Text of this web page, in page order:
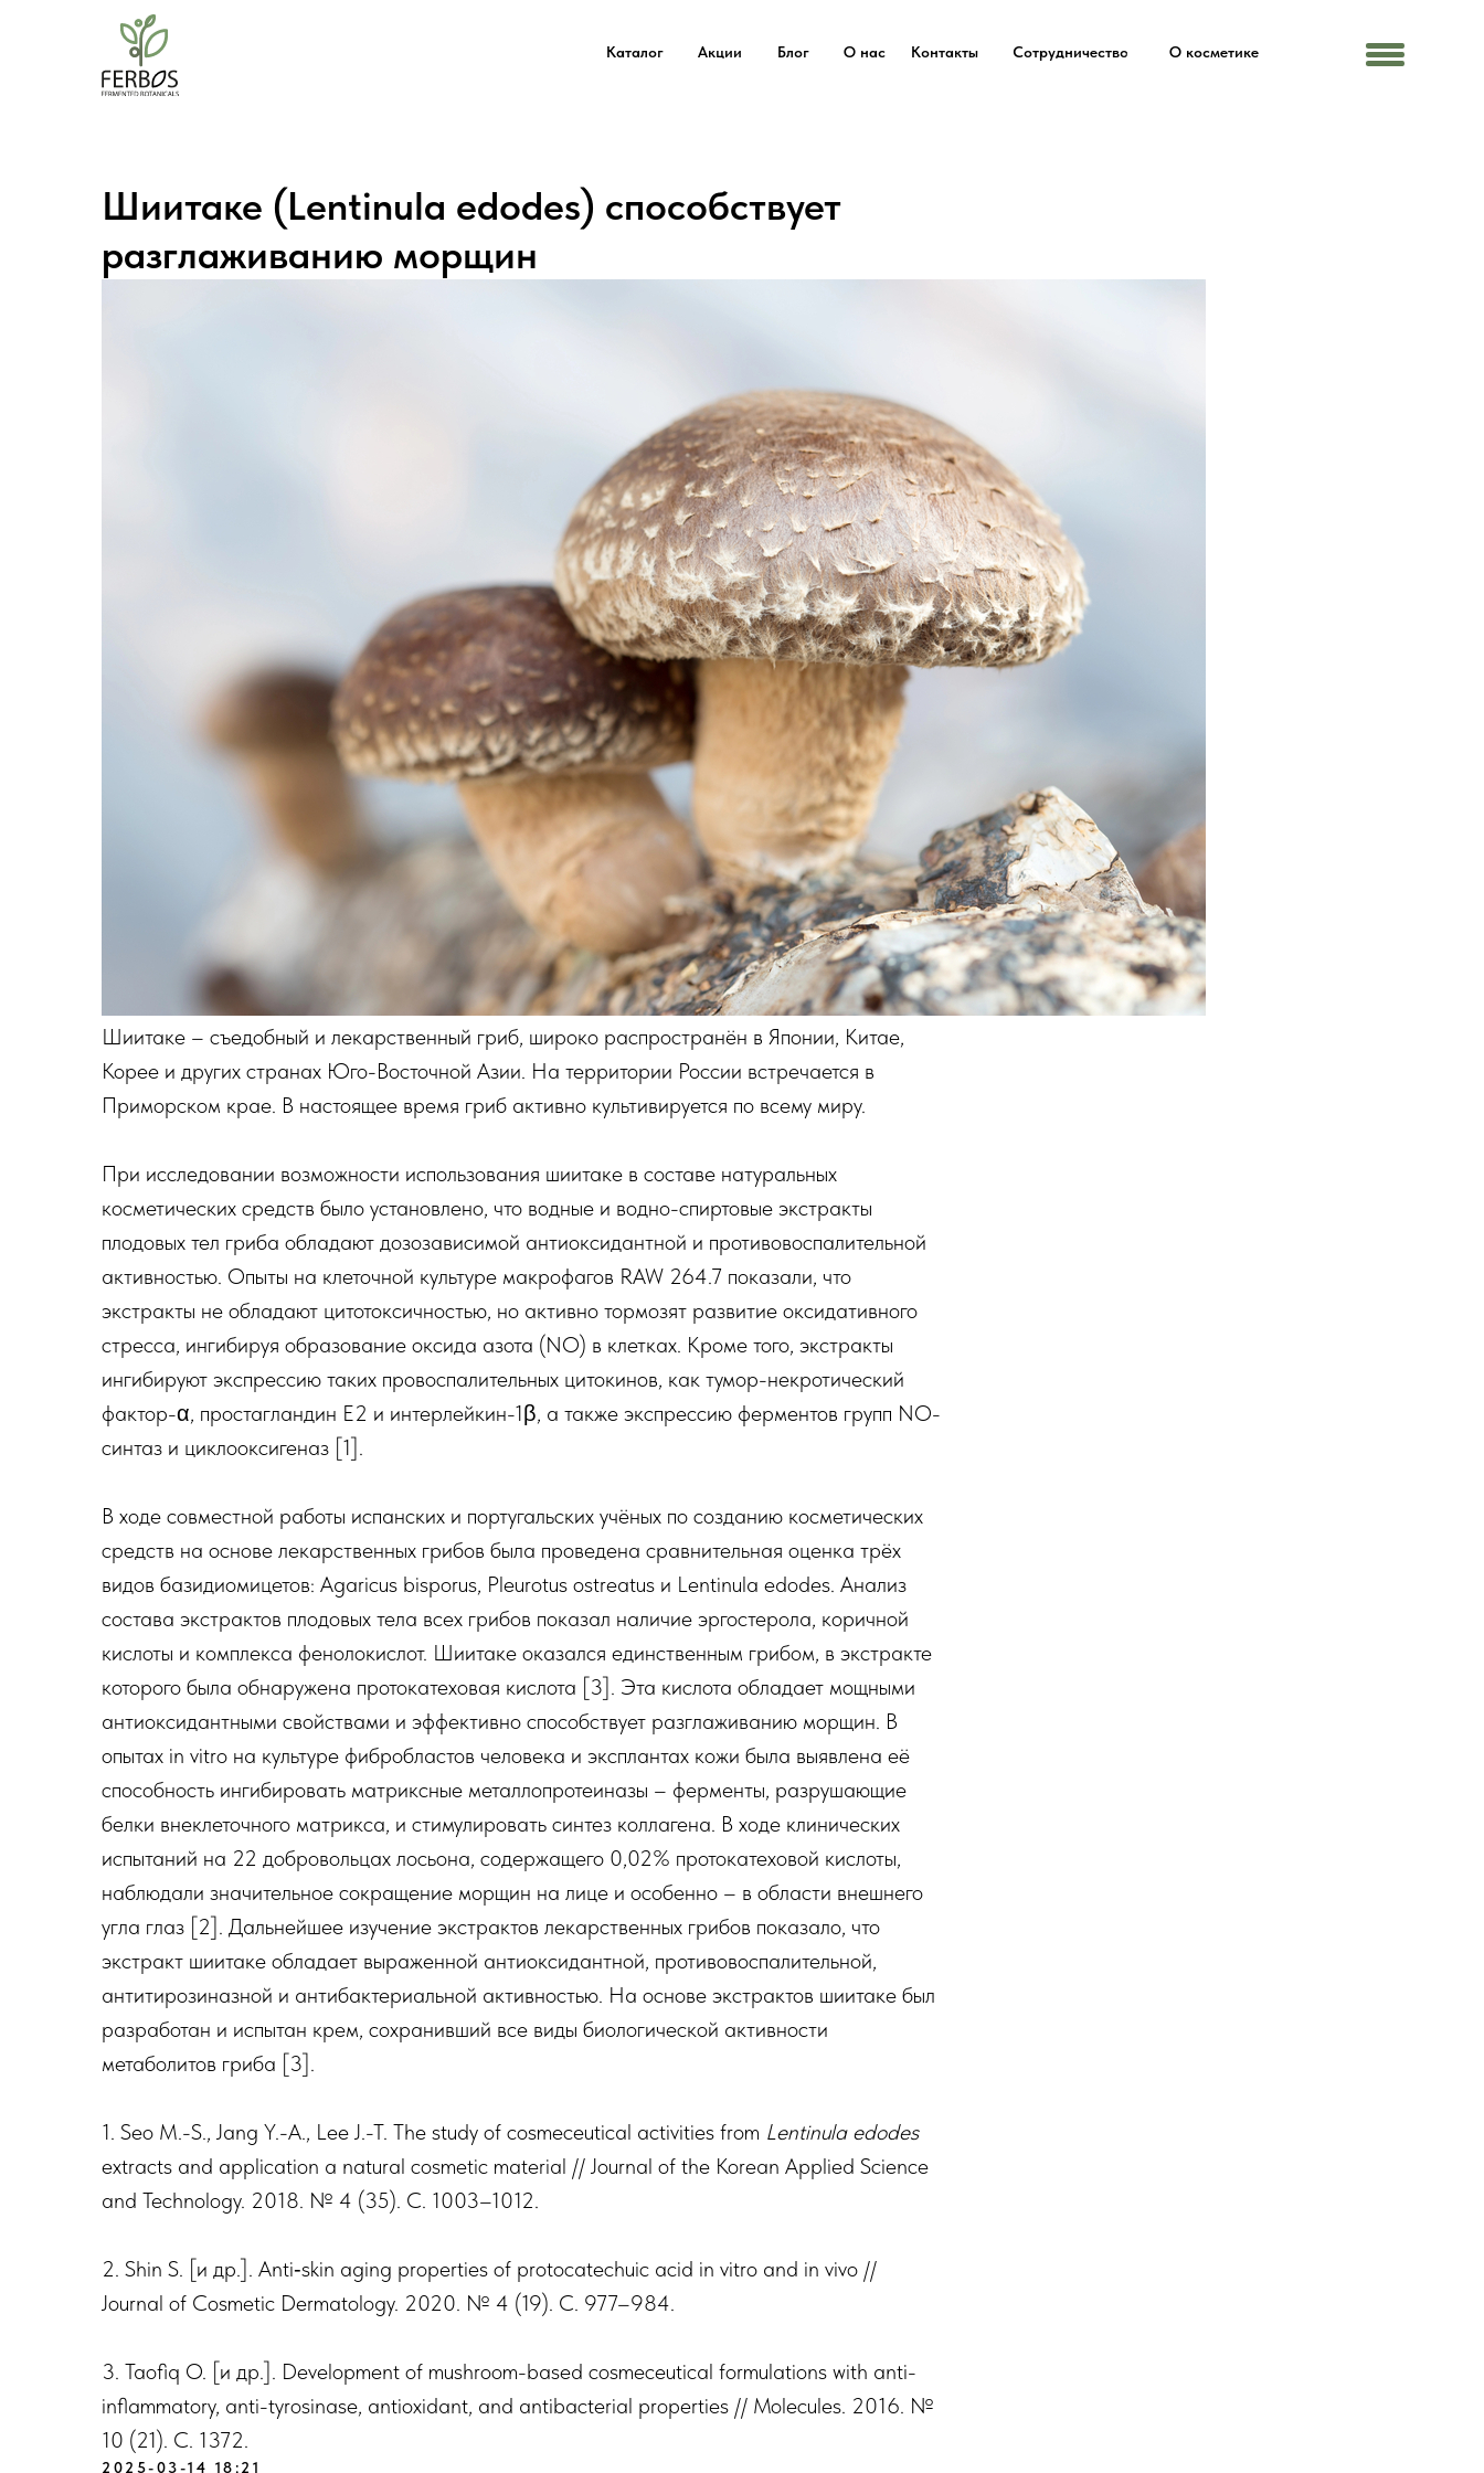
Menu
Каталог Акции Блог О нас Контакты Сотрудничество О косметике
Шиитаке (Lentinula edodes) способствует
разглаживанию морщин
Шиитаке – съедобный и лекарственный гриб, широко распространён в Японии, Китае,
Корее и других странах Юго-Восточной Азии. На территории России встречается в
Приморском крае. В настоящее время гриб активно культивируется по всему миру.
При исследовании возможности использования шиитаке в составе натуральных
косметических средств было установлено, что водные и водно-спиртовые экстракты
плодовых тел гриба обладают дозозависимой антиоксидантной и противовоспалительной
активностью. Опыты на клеточной культуре макрофагов RAW 264.7 показали, что
экстракты не обладают цитотоксичностью, но активно тормозят развитие оксидативного
стресса, ингибируя образование оксида азота (NO) в клетках. Кроме того, экстракты
ингибируют экспрессию таких провоспалительных цитокинов, как тумор-некротический
фактор-α, простагландин Е2 и интерлейкин-1β, а также экспрессию ферментов групп NO-
синтаз и циклооксигеназ [1].
В ходе совместной работы испанских и португальских учёных по созданию косметических
средств на основе лекарственных грибов была проведена сравнительная оценка трёх
видов базидиомицетов: Agaricus bisporus, Pleurotus ostreatus и Lentinula edodes. Анализ
состава экстрактов плодовых тела всех грибов показал наличие эргостерола, коричной
кислоты и комплекса фенолокислот. Шиитаке оказался единственным грибом, в экстракте
которого была обнаружена протокатеховая кислота [3]. Эта кислота обладает мощными
антиоксидантными свойствами и эффективно способствует разглаживанию морщин. В
опытах in vitro на культуре фибробластов человека и эксплантах кожи была выявлена её
способность ингибировать матриксные металлопротеиназы – ферменты, разрушающие
белки внеклеточного матрикса, и стимулировать синтез коллагена. В ходе клинических
испытаний на 22 добровольцах лосьона, содержащего 0,02% протокатеховой кислоты,
наблюдали значительное сокращение морщин на лице и особенно – в области внешнего
угла глаз [2]. Дальнейшее изучение экстрактов лекарственных грибов показало, что
экстракт шиитаке обладает выраженной антиоксидантной, противовоспалительной,
антитирозиназной и антибактериальной активностью. На основе экстрактов шиитаке был
разработан и испытан крем, сохранивший все виды биологической активности
метаболитов гриба [3].
1. Seo M.-S., Jang Y.-A., Lee J.-T. The study of cosmeceutical activities from Lentinula edodes
extracts and application a natural cosmetic material // Journal of the Korean Applied Science
and Technology. 2018. № 4 (35). C. 1003–1012.
2. Shin S. [и др.]. Anti‐skin aging properties of protocatechuic acid in vitro and in vivo //
Journal of Cosmetic Dermatology. 2020. № 4 (19). C. 977–984.
3. Taofiq O. [и др.]. Development of mushroom-based cosmeceutical formulations with anti-
inflammatory, anti-tyrosinase, antioxidant, and antibacterial properties // Molecules. 2016. №
10 (21). C. 1372.
2025-03-14 18:21